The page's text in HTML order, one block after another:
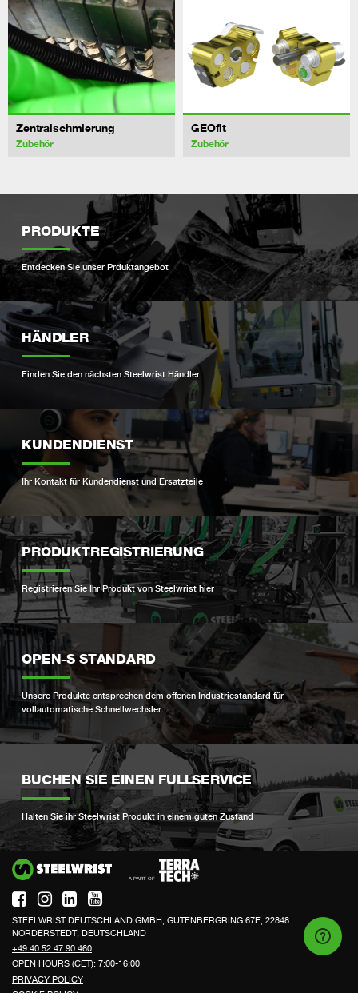
Zentralschmierung
Zubehör
GEOfit
Zubehör
PRODUKTE
Entdecken Sie unser Prduktangebot
HÄNDLER
Finden Sie den nächsten Steelwrist Händler
KUNDENDIENST
Ihr Kontakt für Kundendienst und Ersatzteile
PRODUKTREGISTRIERUNG
Registrieren Sie Ihr Produkt von Steelwrist hier
OPEN-S STANDARD
Unsere Produkte entsprechen dem offenen Industriestandard für
vollautomatische Schnellwechsler
BUCHEN SIE EINEN FULLSERVICE
Halten Sie ihr Steelwrist Produkt in einem guten Zustand
STEELWRIST DEUTSCHLAND GMBH, GUTENBERGRING 67E, 22848
NORDERSTEDT, DEUTSCHLAND
+49 40 52 47 90 460
OPEN HOURS (CET): 7:00-16:00
PRIVACY POLICY